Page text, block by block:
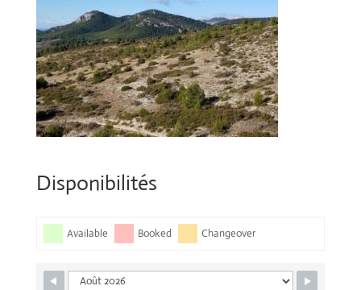
Disponibilités
Available Booked Changeover